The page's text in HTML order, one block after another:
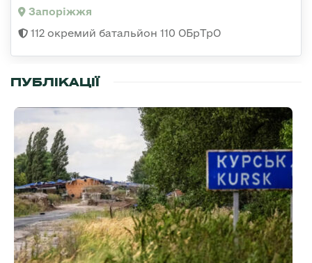
Запоріжжя
112 окремий батальйон 110 ОБрТрО
ПУБЛІКАЦІЇ